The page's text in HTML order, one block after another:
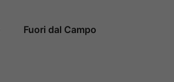
Fuori dal Campo